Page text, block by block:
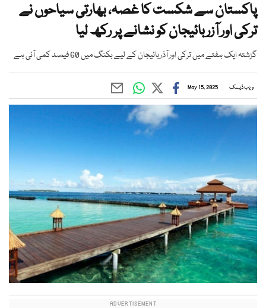
پاکستان سے شکست کا غصہ، بھارتی سیاحوں نے
ترکی اور آزربائیجان کو نشانے پر رکھ لیا
گزشتہ ایک ہفتے میں ترکی اور آذربائیجان کے لیے بکنگ میں 60 فیصد کمی آئی ہے
ویب ڈیسک May 15, 2025